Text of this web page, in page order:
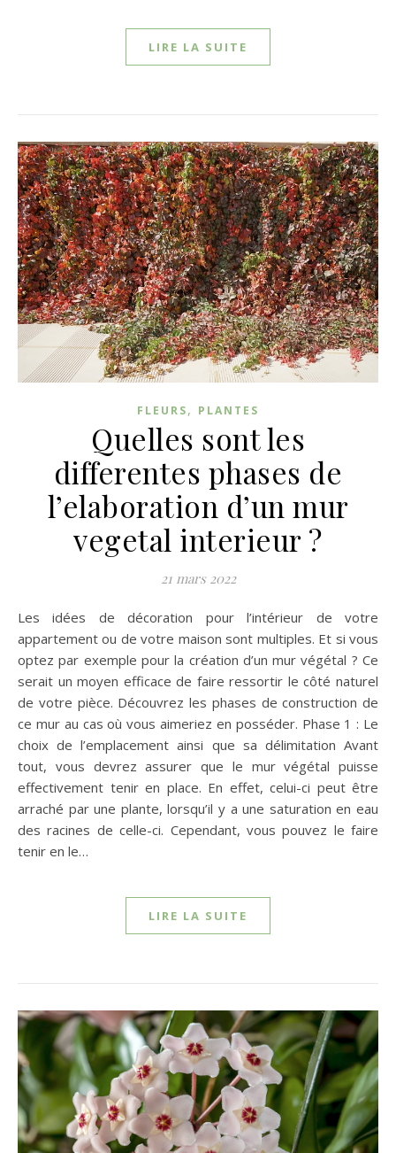
LIRE LA SUITE
FLEURS, PLANTES
Quelles sont les
differentes phases de
l’elaboration d’un mur
vegetal interieur ?
21 mars 2022
Les idées de décoration pour l’intérieur de votre
appartement ou de votre maison sont multiples. Et si vous
optez par exemple pour la création d’un mur végétal ? Ce
serait un moyen efficace de faire ressortir le côté naturel
de votre pièce. Découvrez les phases de construction de
ce mur au cas où vous aimeriez en posséder. Phase 1 : Le
choix de l’emplacement ainsi que sa délimitation Avant
tout, vous devrez assurer que le mur végétal puisse
effectivement tenir en place. En effet, celui-ci peut être
arraché par une plante, lorsqu’il y a une saturation en eau
des racines de celle-ci. Cependant, vous pouvez le faire
tenir en le…
LIRE LA SUITE